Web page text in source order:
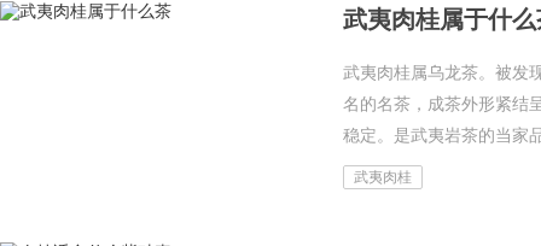
武夷肉桂属于什么
武夷肉桂属乌龙茶。被发
名的名茶，成茶外形紧结
稳定。是武夷岩茶的当家
武夷肉桂